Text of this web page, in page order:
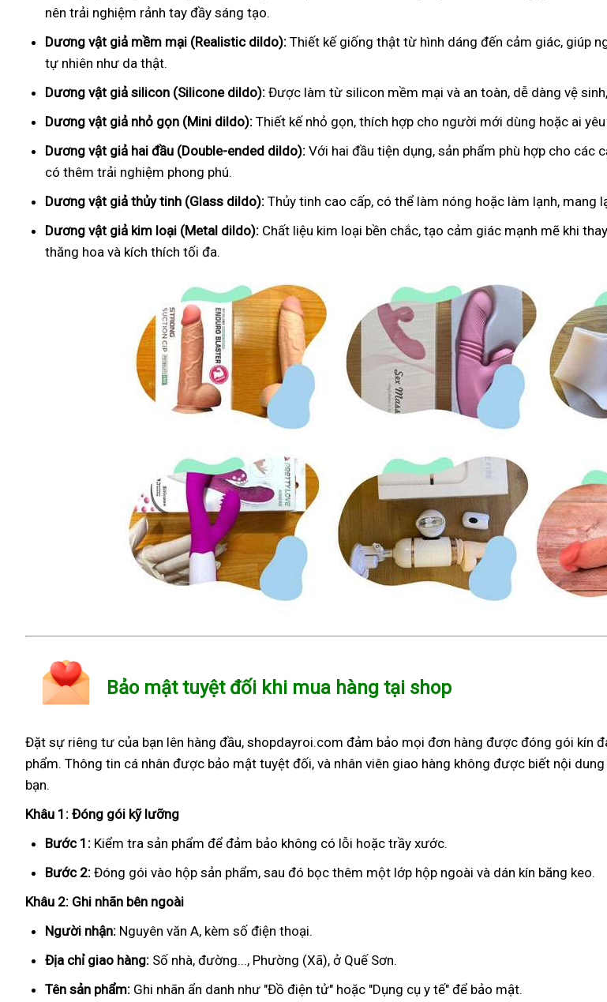
nên trải nghiệm rảnh tay đầy sáng tạo.
Dương vật giả mềm mại (Realistic dildo): Thiết kế giống thật từ hình dáng đến cảm giác, giúp
tự nhiên như da thật.
Dương vật giả silicon (Silicone dildo): Được làm từ silicon mềm mại và an toàn, dễ dàng vệ
Dương vật giả nhỏ gọn (Mini dildo): Thiết kế nhỏ gọn, thích hợp cho người mới dùng hoặc ai
Dương vật giả hai đầu (Double-ended dildo): Với hai đầu tiện dụng, sản phẩm phù hợp cho các
có thêm trải nghiệm phong phú.
Dương vật giả thủy tinh (Glass dildo): Thủy tinh cao cấp, có thể làm nóng hoặc làm lạnh, mang
Dương vật giả kim loại (Metal dildo): Chất liệu kim loại bền chắc, tạo cảm giác mạnh mẽ khi
thăng hoa và kích thích tối đa.
Bảo mật tuyệt đối khi mua hàng tại shop
Đặt sự riêng tư của bạn lên hàng đầu, shopdayroi.com đảm bảo mọi đơn hàng được đóng gói kín
phẩm. Thông tin cá nhân được bảo mật tuyệt đối, và nhân viên giao hàng không được biết nội
bạn.
Khâu 1: Đóng gói kỹ lưỡng
Bước 1: Kiểm tra sản phẩm để đảm bảo không có lỗi hoặc trầy xước.
Bước 2: Đóng gói vào hộp sản phẩm, sau đó bọc thêm một lớp hộp ngoài và dán kín băng keo.
Khâu 2: Ghi nhãn bên ngoài
Người nhận: Nguyên văn A, kèm số điện thoại.
Địa chỉ giao hàng: Số nhà, đường..., Phường (Xã), ở Quế Sơn.
Tên sản phẩm: Ghi nhãn ẩn danh như "Đồ điện tử" hoặc "Dụng cụ y tế" để bảo mật.